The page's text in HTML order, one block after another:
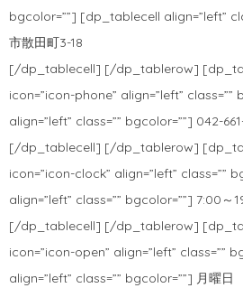
bgcolor=””] [dp_tablecell align=”left”
市散田町3-18
[/dp_tablecell] [/dp_tablerow]
icon=”icon-phone” align=”left”
align=”left” class=”” bgcolor=””] 042-
[/dp_tablecell] [/dp_tablerow]
icon=”icon-clock” align=”left” class=””
align=”left” class=”” bgcolor=””] 7:00～
[/dp_tablecell] [/dp_tablerow]
icon=”icon-open” align=”left” class=””
align=”left” class=”” bgcolor=””] 月曜日